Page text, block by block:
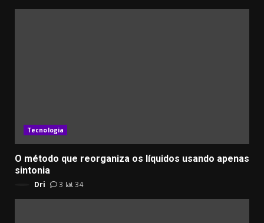
Tecnologia
​O método que reorganiza os líquidos usando apenas
sintonia
Dri 3 34